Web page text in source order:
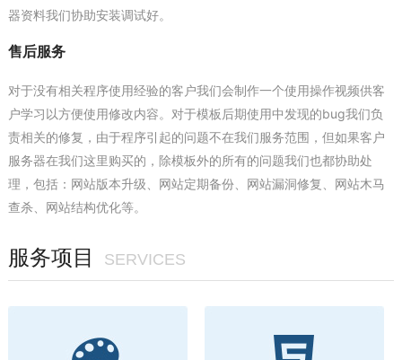
器资料我们协助安装调试好。
售后服务
对于没有相关程序使用经验的客户我们会制作一个使用操作视频供客
户学习以方便使用修改内容。对于模板后期使用中发现的bug我们负
责相关的修复，由于程序引起的问题不在我们服务范围，但如果客户
服务器在我们这里购买的，除模板外的所有的问题我们也都协助处
理，包括：网站版本升级、网站定期备份、网站漏洞修复、网站木马
查杀、网站结构优化等。
服务项目 SERVICES